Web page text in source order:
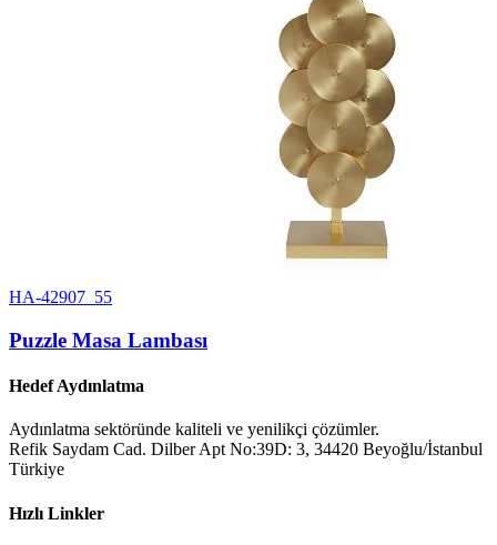
HA-42907_55
Puzzle Masa Lambası
Hedef Aydınlatma
Aydınlatma sektöründe kaliteli ve yenilikçi çözümler.
Refik Saydam Cad. Dilber Apt No:39D: 3, 34420 Beyoğlu/İstanbul
Türkiye
Hızlı Linkler